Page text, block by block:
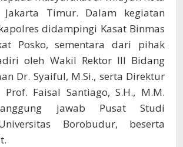
Jakarta Timur. Dalam kegiatan
didampingi Kasat Binmas
Posko, sementara dari pihak
oleh Wakil Rektor III Bidang
Dr. Syaiful, M.Si., serta Direktur
Prof. Faisal Santiago, S.H., M.M.
jawab Pusat Studi
Borobudur, beserta